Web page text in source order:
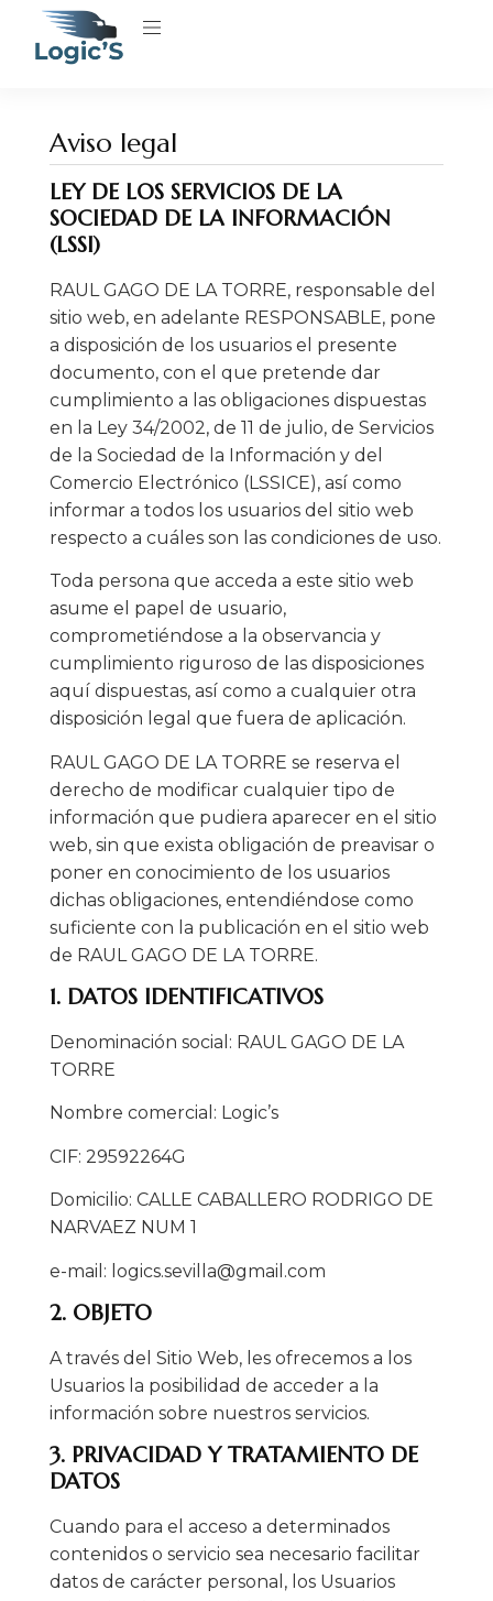
Aviso legal
LEY DE LOS SERVICIOS DE LA
SOCIEDAD DE LA INFORMACIÓN
(LSSI)
RAUL GAGO DE LA TORRE, responsable del
sitio web, en adelante RESPONSABLE, pone
a disposición de los usuarios el presente
documento, con el que pretende dar
cumplimiento a las obligaciones dispuestas
en la Ley 34/2002, de 11 de julio, de Servicios
de la Sociedad de la Información y del
Comercio Electrónico (LSSICE), así como
informar a todos los usuarios del sitio web
respecto a cuáles son las condiciones de uso.
Toda persona que acceda a este sitio web
asume el papel de usuario,
comprometiéndose a la observancia y
cumplimiento riguroso de las disposiciones
aquí dispuestas, así como a cualquier otra
disposición legal que fuera de aplicación.
RAUL GAGO DE LA TORRE se reserva el
derecho de modificar cualquier tipo de
información que pudiera aparecer en el sitio
web, sin que exista obligación de preavisar o
poner en conocimiento de los usuarios
dichas obligaciones, entendiéndose como
suficiente con la publicación en el sitio web
de RAUL GAGO DE LA TORRE.
1. DATOS IDENTIFICATIVOS
Denominación social: RAUL GAGO DE LA
TORRE
Nombre comercial: Logic’s
CIF: 29592264G
Domicilio: CALLE CABALLERO RODRIGO DE
NARVAEZ NUM 1
e-mail: logics.sevilla@gmail.com
2. OBJETO
A través del Sitio Web, les ofrecemos a los
Usuarios la posibilidad de acceder a la
información sobre nuestros servicios.
3. PRIVACIDAD Y TRATAMIENTO DE
DATOS
Cuando para el acceso a determinados
contenidos o servicio sea necesario facilitar
datos de carácter personal, los Usuarios